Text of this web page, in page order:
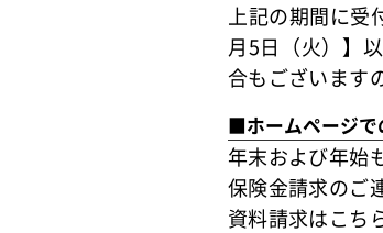
上記の期間に
月5日（火）】
合もございます
■ホームページで
年末および年始
保険金請求の
資料請求はこ